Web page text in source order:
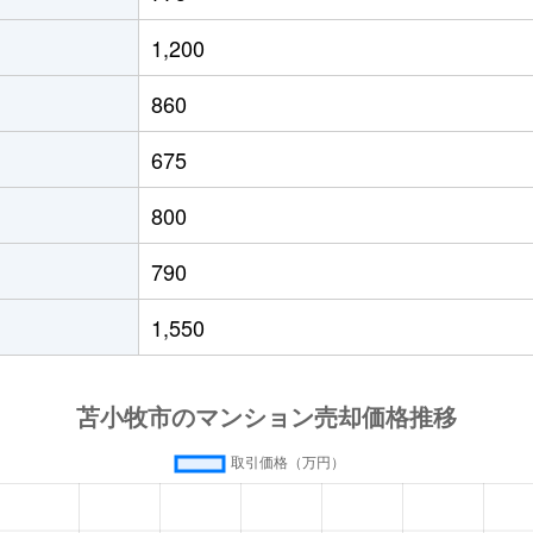
1,200
860
675
800
790
1,550